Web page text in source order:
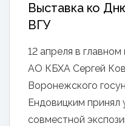
Выставка ко
ВГУ
12 апреля в
АО КБХА Сергей
Воронежского
Ендовицким принял
совместной